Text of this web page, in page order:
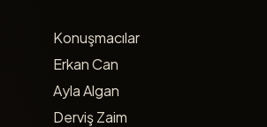
Konuşmacılar
Erkan Can
Ayla Algan
Derviş Zaim